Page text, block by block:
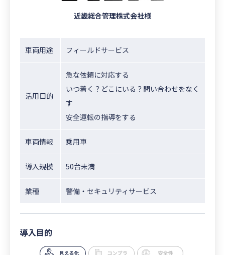
近畿総合管理株式会社様
車両用途 フィールドサービス
活用目的
急な依頼に対応する
いつ着く？どこにいる？問い合わせをなく
す
安全運転の指導をする
車両情報 乗用車
導入規模 50台未満
業種 警備・セキュリティサービス
導入目的